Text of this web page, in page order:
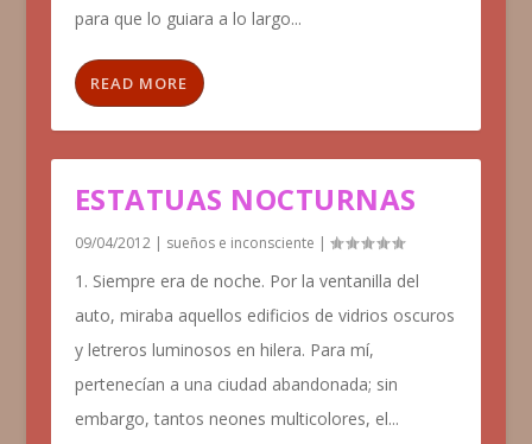
para que lo guiara a lo largo...
READ MORE
ESTATUAS NOCTURNAS
09/04/2012| sueños e inconsciente |
1. Siempre era de noche. Por la ventanilla del
auto, miraba aquellos edificios de vidrios oscuros
y letreros luminosos en hilera. Para mí,
pertenecían a una ciudad abandonada; sin
embargo, tantos neones multicolores, el...